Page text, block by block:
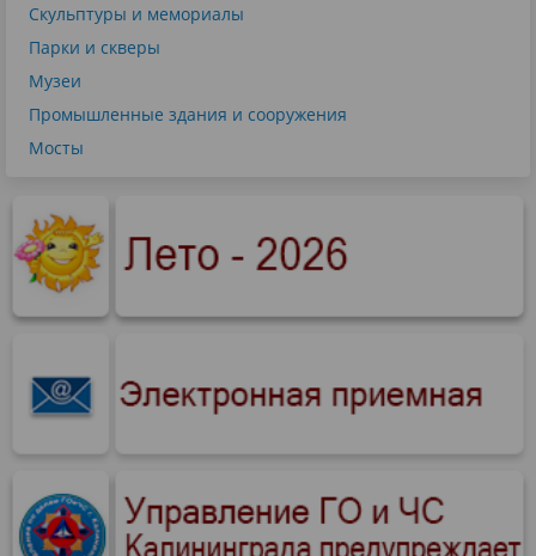
Скульптуры и мемориалы
Парки и скверы
Музеи
Промышленные здания и сооружения
Мосты